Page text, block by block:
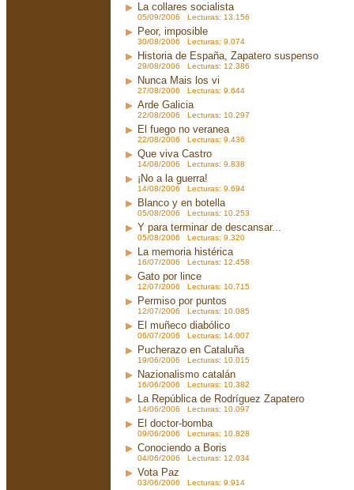
La collares socialista
05/09/2006 Lecturas: 13.156
Peor, imposible
30/08/2006 Lecturas: 9.074
Historia de España, Zapatero suspenso
29/08/2006 Lecturas: 12.386
Nunca Mais los vi
27/08/2006 Lecturas: 9.644
Arde Galicia
22/08/2006 Lecturas: 10.297
El fuego no veranea
22/08/2006 Lecturas: 9.436
Que viva Castro
14/08/2006 Lecturas: 9.838
¡No a la guerra!
14/08/2006 Lecturas: 9.694
Blanco y en botella
05/08/2006 Lecturas: 10.253
Y para terminar de descansar...
05/08/2006 Lecturas: 9.320
La memoria histérica
16/07/2006 Lecturas: 12.458
Gato por lince
12/07/2006 Lecturas: 10.715
Permiso por puntos
12/07/2006 Lecturas: 10.085
El muñeco diabólico
06/07/2006 Lecturas: 14.007
Pucherazo en Cataluña
19/06/2006 Lecturas: 10.015
Nazionalismo catalán
16/06/2006 Lecturas: 10.382
La República de Rodríguez Zapatero
14/06/2006 Lecturas: 10.097
El doctor-bomba
09/06/2006 Lecturas: 10.828
Conociendo a Boris
04/06/2006 Lecturas: 12.034
Vota Paz
03/06/2006 Lecturas: 9.914